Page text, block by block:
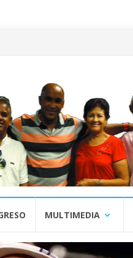
MULTIMEDIA